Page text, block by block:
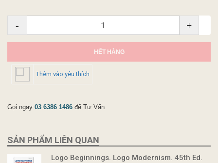
- +
HẾT HÀNG
Thêm vào yêu thích
Gọi ngay 03 6386 1486 để Tư Vấn
SẢN PHẨM LIÊN QUAN
Logo Beginnings. Logo Modernism. 45th Ed.